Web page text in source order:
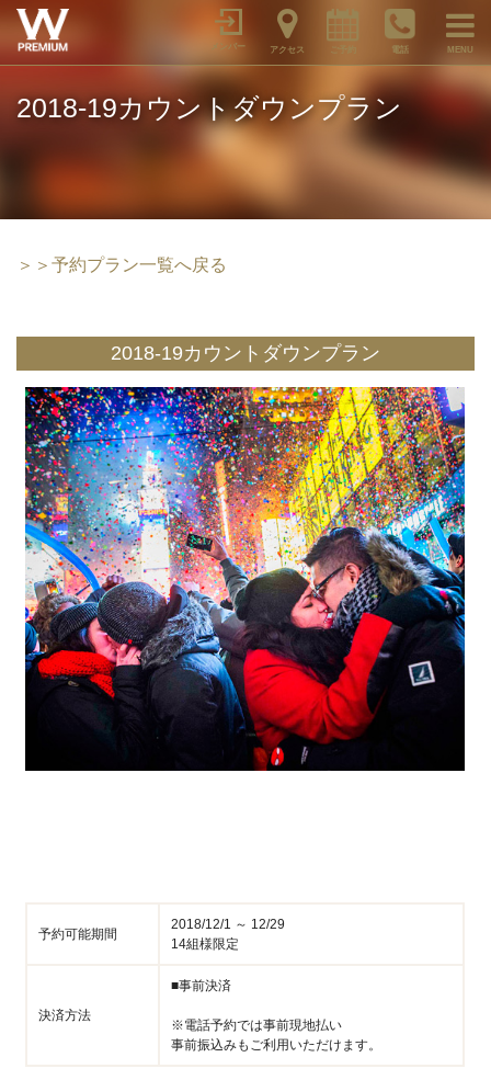
メンバー アクセス 電話 MENU
2018-19カウントダウンプラン
＞＞予約プラン一覧へ戻る
2018-19カウントダウンプラン
予約可能期間
2018/12/1 ～ 12/29
14組様限定
決済方法
■事前決済
※電話予約では事前現地払い
事前振込みもご利用いただけます。